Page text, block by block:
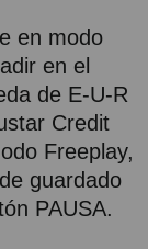
en modo
en el
de E-U-R
Credit
Freeplay,
guardado
PAUSA.